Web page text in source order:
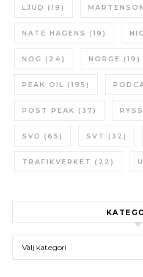
LJUD (19) MARTENSON
NATE HAGENS (19)
NOG (24) NORGE (19)
PEAK OIL (195)
POST PEAK (37)
SVD (65) SVT (32)
TRAFIKVERKET (22)